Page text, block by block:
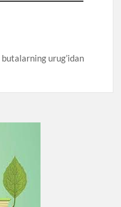
butalarning urug’idan